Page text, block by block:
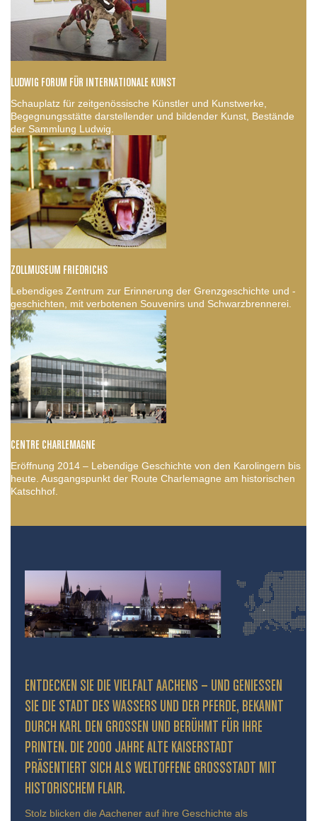
LUDWIG FORUM FÜR INTERNATIONALE KUNST
Schauplatz für zeitgenössische Künstler und Kunstwerke,
Begegnungsstätte darstellender und bildender Kunst, Bestände
der Sammlung Ludwig.
ZOLLMUSEUM FRIEDRICHS
Lebendiges Zentrum zur Erinnerung der Grenzgeschichte und -
geschichten, mit verbotenen Souvenirs und Schwarzbrennerei.
CENTRE CHARLEMAGNE
Eröffnung 2014 – Lebendige Geschichte von den Karolingern bis
heute. Ausgangspunkt der Route Charlemagne am historischen
Katschhof.
ENTDECKEN SIE DIE VIELFALT AACHENS – UND GENIESSEN S
IE DIE STADT DES WASSERS UND DER PFERDE, BEKANNT D
URCH KARL DEN GROSSEN UND BERÜHMT FÜR IHRE PR
INTEN. DIE 2000 JAHRE ALTE KAISERSTADT PR
ÄSENTIERT SICH ALS WELTOFFENE GROSSSTADT MIT HIS
TORISCHEM FLAIR.
Stolz blicken die Aachener auf ihre Geschichte als